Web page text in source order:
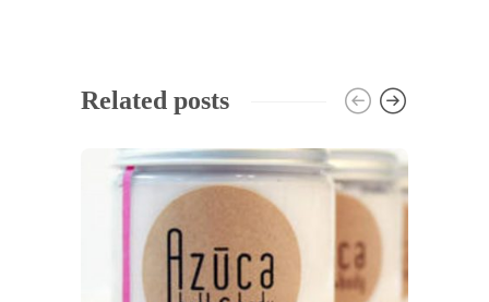
Related posts